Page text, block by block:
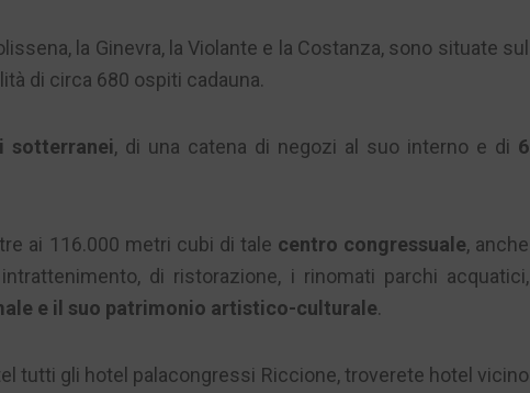
la Ginevra, la Violante e la Costanza, sono situate sul
di circa 680 ospiti cadauna.
sotterranei, di una catena di negozi al suo interno e di 6
ai 116.000 metri cubi di tale centro congressuale, anche
di ristorazione, i rinomati parchi acquatici,
e il suo patrimonio artistico-culturale.
tutti gli hotel palacongressi Riccione, troverete hotel vicino